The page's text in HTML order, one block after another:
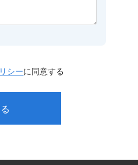
シーに同意する